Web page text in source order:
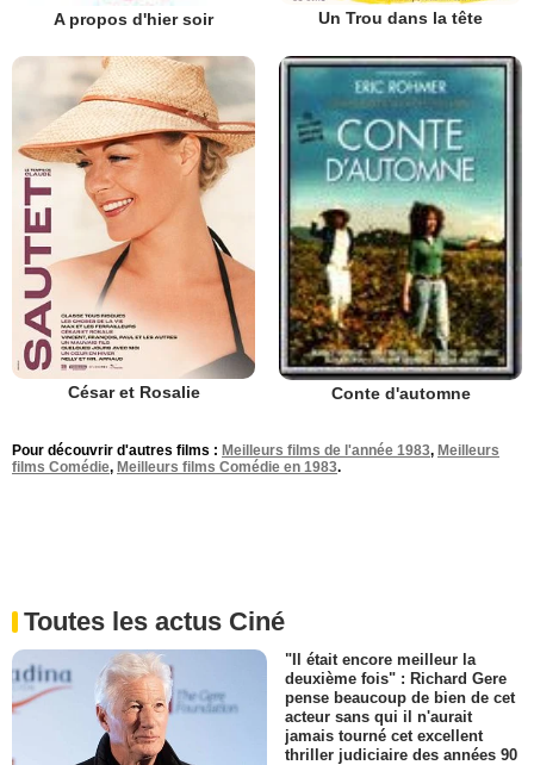
A propos d'hier soir Un Trou dans la tête
César et Rosalie Conte d'automne
Pour découvrir d'autres films : Meilleurs films de l'année 1983, Meilleurs
films Comédie, Meilleurs films Comédie en 1983.
Toutes les actus Ciné
"Il était encore meilleur la
deuxième fois" : Richard Gere
pense beaucoup de bien de cet
acteur sans qui il n'aurait
jamais tourné cet excellent
thriller judiciaire des années 90